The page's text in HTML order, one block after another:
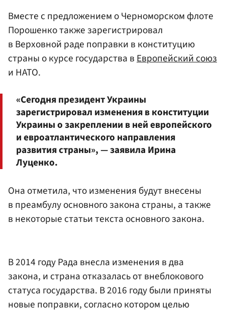
Вместе с предложением о Черноморском флоте
Порошенко также зарегистрировал
в Верховной раде поправки в конституцию
страны о курсе государства вЕвропейский союз
и НАТО.
«Сегодня президент Украины
зарегистрировал изменения в конституции
Украины о закреплении в ней европейского
и евроатлантического направления
развития страны», — заявила Ирина
Луценко.
Она отметила, что изменения будут внесены
в преамбулу основного закона страны, а также
в некоторые статьи текста основного закона.
В 2014 году Рада внесла изменения в два
закона, и страна отказалась от внеблокового
статуса государства. В 2016 году были приняты
новые поправки, согласно котором целью